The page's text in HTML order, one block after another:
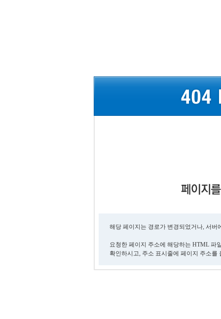
해당 페이지는 경로가 변경되었거나, 서
요청한 페이지 주소에 해당하는 HTML 파
확인하시고, 주소 표시줄에 페이지 주소